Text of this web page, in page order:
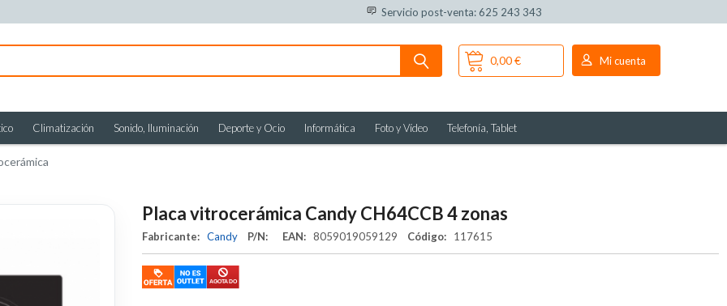
Servicio post-venta: 625 243 343
0,00 € Mi cuenta
Climatización Sonido, Iluminación Deporte y Ocio Informática Foto y Vídeo Telefonía, Tablet
Placa vitrocerámica Candy CH64CCB 4 zonas
Fabricante: Candy P/N: EAN: 8059019059129 Código: 117615